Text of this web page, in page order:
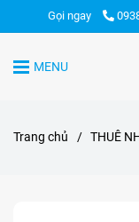
Gọi ngay
MENU
Trang chủ / THUÊ